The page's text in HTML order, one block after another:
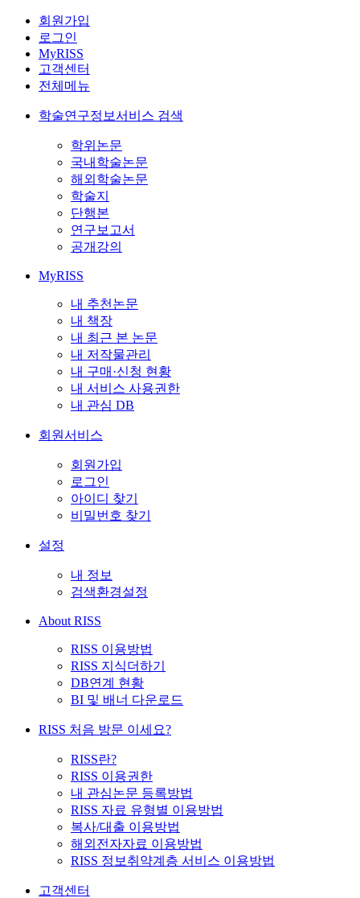
회원가입
로그인
MyRISS
고객센터
전체메뉴
학술연구정보서비스 검색
학위논문
국내학술논문
해외학술논문
학술지
단행본
연구보고서
공개강의
MyRISS
내 추천논문
내 책장
내 최근 본 논문
내 저작물관리
내 구매·신청 현황
내 서비스 사용권한
내 관심 DB
회원서비스
회원가입
로그인
아이디 찾기
비밀번호 찾기
설정
내 정보
검색환경설정
About RISS
RISS 이용방법
RISS 지식더하기
DB연계 현황
BI 및 배너 다운로드
RISS 처음 방문 이세요?
RISS란?
RISS 이용권한
내 관심논문 등록방법
RISS 자료 유형별 이용방법
복사/대출 이용방법
해외전자자료 이용방법
RISS 정보취약계층 서비스 이용방법
고객센터